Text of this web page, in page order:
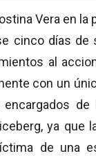
Vera en
cinco días de
al
con un
de
ya que
de una